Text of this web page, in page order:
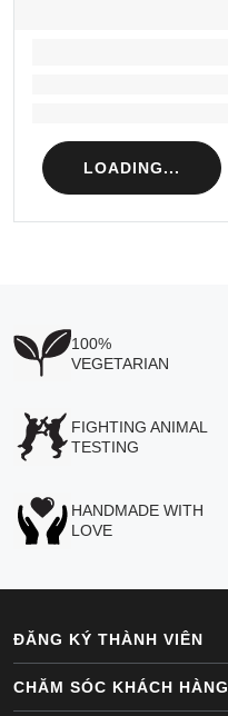
LOADING...
100%
VEGETARIAN
FIGHTING ANIMAL
TESTING
HANDMADE WITH
LOVE
ĐĂNG KÝ THÀNH VIÊN
CHĂM SÓC KHÁCH HÀNG